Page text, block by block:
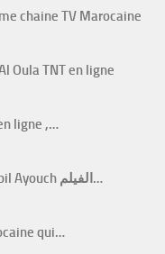
chaine TV Marocaine
Oula TNT en ligne
ligne ,…
Zin Li Fik Le film Marocain de Nabil Ayouch الفيلم…
qui…